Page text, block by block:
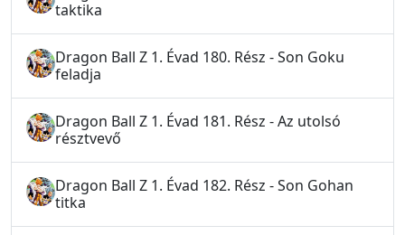
taktika
Dragon Ball Z 1. Évad 180. Rész - Son Goku
feladja
Dragon Ball Z 1. Évad 181. Rész - Az utolsó
résztvevő
Dragon Ball Z 1. Évad 182. Rész - Son Gohan
titka